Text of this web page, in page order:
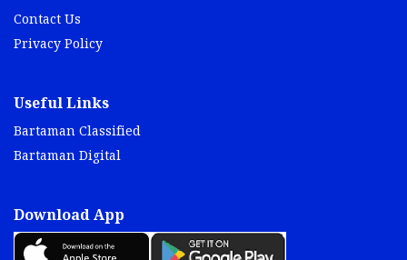
Contact Us
Privacy Policy
Useful Links
Bartaman Classified
Bartaman Digital
Download App